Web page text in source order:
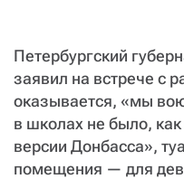
Петербургский
заявил на встрече с
оказывается, «мы
в школах не было,
версии Донбасса»,
помещения — для